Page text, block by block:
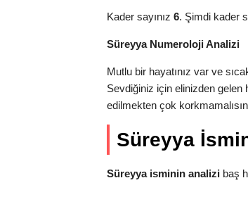
Kader sayınız 6. Şimdi kader
Süreyya Numeroloji Analizi
Mutlu bir hayatınız var ve
Sevdiğiniz için elinizden
edilmekten çok
Süreyya
Süreyya isminin analizi baş